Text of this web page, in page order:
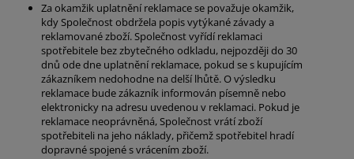
Za okamžik uplatnění reklamace se považuje okamžik,
kdy Společnost obdržela popis vytýkané závady a
reklamované zboží. Společnost vyřídí reklamaci
spotřebitele bez zbytečného odkladu, nejpozději do 30
dnů ode dne uplatnění reklamace, pokud se s kupujícím
zákazníkem nedohodne na delší lhůtě. O výsledku
reklamace bude zákazník informován písemně nebo
elektronicky na adresu uvedenou v reklamaci. Pokud je
reklamace neoprávněná, Společnost vrátí zboží
spotřebiteli na jeho náklady, přičemž spotřebitel hradí
dopravné spojené s vrácením zboží.